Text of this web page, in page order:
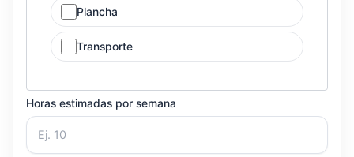
Plancha
Transporte
Horas estimadas por semana